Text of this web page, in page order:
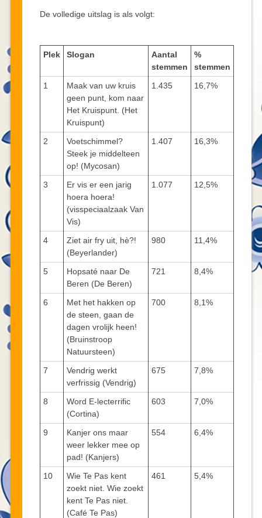
De volledige uitslag is als volgt:
Plek Slogan
Aantal
stemmen
%
stemmen
1
Maak van uw kruis
geen punt, kom naar
Het Kruispunt. (Het
Kruispunt)
1.435 16,7%
2
Voetschimmel?
Steek je middelteen
op! (Mycosan)
1.407 16,3%
3
Er vis er een jarig
hoera hoera!
(visspeciaalzaak Van
Vis)
1.077 12,5%
4
Ziet air fry uit, hè?!
(Beyerlander)
980 11,4%
5
Hopsaté naar De
Beren (De Beren)
721 8,4%
6
Met het hakken op
de steen, gaan de
dagen vrolijk heen!
(Bruinstroop
Natuursteen)
700 8,1%
7
Vendrig werkt
verfrissig (Vendrig)
675 7,8%
8
Word E-lecterrific
(Cortina)
603 7,0%
9
Kanjer ons maar
weer lekker mee op
pad! (Kanjers)
554 6,4%
10
Wie Te Pas kent
zoekt niet. Wie zoekt
kent Te Pas niet.
(Café Te Pas)
461 5,4%